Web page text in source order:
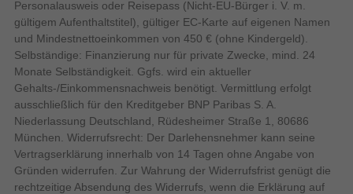
Kamera-Typ Kompaktkamera
Bildschirm
Bildschirmauflösung
230000 Pixel
Display LCD
Bildschirmdiagonale
Touchscreen
Blende
Personalausweis oder Reisepass (Nicht-EU-Bürger i. V. m.
gültigem Aufenthaltstitel), gültiger EC-Karte auf eigenen Namen
und Mindestnettoeinkommen von 450 € (ohne Kindergeld).
Selbständige: Finanzierung nur für private Zwecke, mind. 24
Monate Selbständigkeit. Ggfs. wird ein aktueller
Gehalts-/Einkommensnachweis benötigt. Vermittlung erfolgt
ausschließlich für den Kreditgeber BNP Paribas S. A.
Niederlassung Deutschland, Rüdesheimer Straße 1, 80686
München. Widerrufsrecht: Der Darlehensnehmer kann seine
Vertragserklärung innerhalb von 14 Tagen ohne Angabe von
Gründen widerrufen. Zur Wahrung der Widerrufsfrist genügt die
rechtzeitige Absendung des Widerrufs, wenn die Erklärung auf